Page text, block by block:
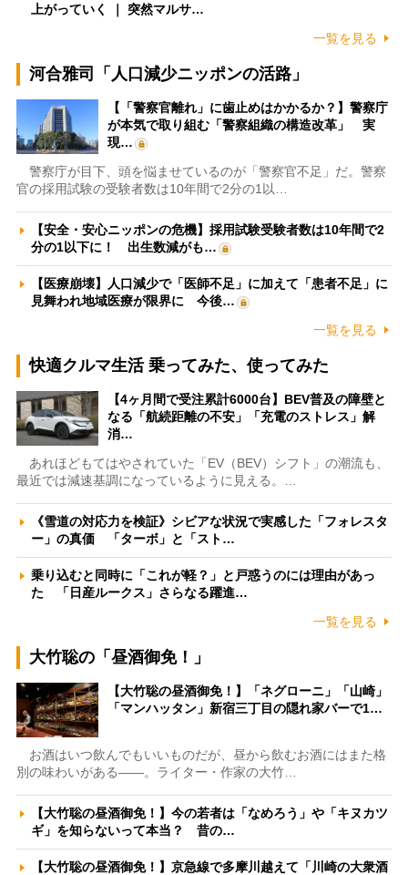
上がっていく ｜ 突然マルサ…
一覧を見る
河合雅司「人口減少ニッポンの活路」
【「警察官離れ」に歯止めはかかるか？】警察庁
が本気で取り組む「警察組織の構造改革」 実
現…
警察庁が目下、頭を悩ませているのが「警察官不足」だ。警察
官の採用試験の受験者数は10年間で2分の1以…
【安全・安心ニッポンの危機】採用試験受験者数は10年間で2
分の1以下に！ 出生数減がも…
【医療崩壊】人口減少で「医師不足」に加えて「患者不足」に
見舞われ地域医療が限界に 今後…
一覧を見る
快適クルマ生活 乗ってみた、使ってみた
【4ヶ月間で受注累計6000台】BEV普及の障壁と
なる「航続距離の不安」「充電のストレス」解
消…
あれほどもてはやされていた「EV（BEV）シフト」の潮流も、
最近では減速基調になっているように見える。…
《雪道の対応力を検証》シビアな状況で実感した「フォレスタ
ー」の真価 「ターボ」と「スト…
乗り込むと同時に「これが軽？」と戸惑うのには理由があっ
た 「日産ルークス」さらなる躍進…
一覧を見る
大竹聡の「昼酒御免！」
【大竹聡の昼酒御免！】「ネグローニ」「山崎」
「マンハッタン」新宿三丁目の隠れ家バーで1…
お酒はいつ飲んでもいいものだが、昼から飲むお酒にはまた格
別の味わいがある――。ライター・作家の大竹…
【大竹聡の昼酒御免！】今の若者は「なめろう」や「キヌカツ
ギ」を知らないって本当？ 昔の…
【大竹聡の昼酒御免！】京急線で多摩川越えて「川崎の大衆酒